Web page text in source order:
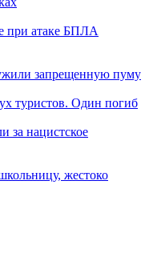
при атаке БПЛА
запрещенную пуму
туристов. Один погиб
за нацистское
жестоко